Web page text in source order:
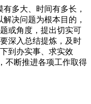
多大、时间有多长，
决问题为根本目的，
或角度，提出切实可
深入总结提炼，及时
到办实事、求实效
不断推进各项工作取得